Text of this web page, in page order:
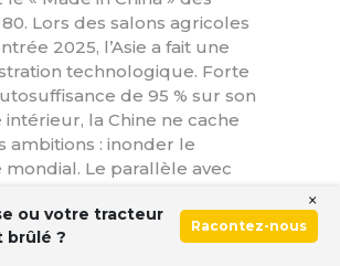
Lors des salons agricoles
2025, l’Asie a fait une
technologique. Forte
de 95 % sur son
intérieur, la Chine ne cache
ambitions : inonder le
mondial. Le parallèle avec
d’être sacré premier
de voitures au monde, ses
ou votre tracteur
brûlé ?
Racontez-nous
×